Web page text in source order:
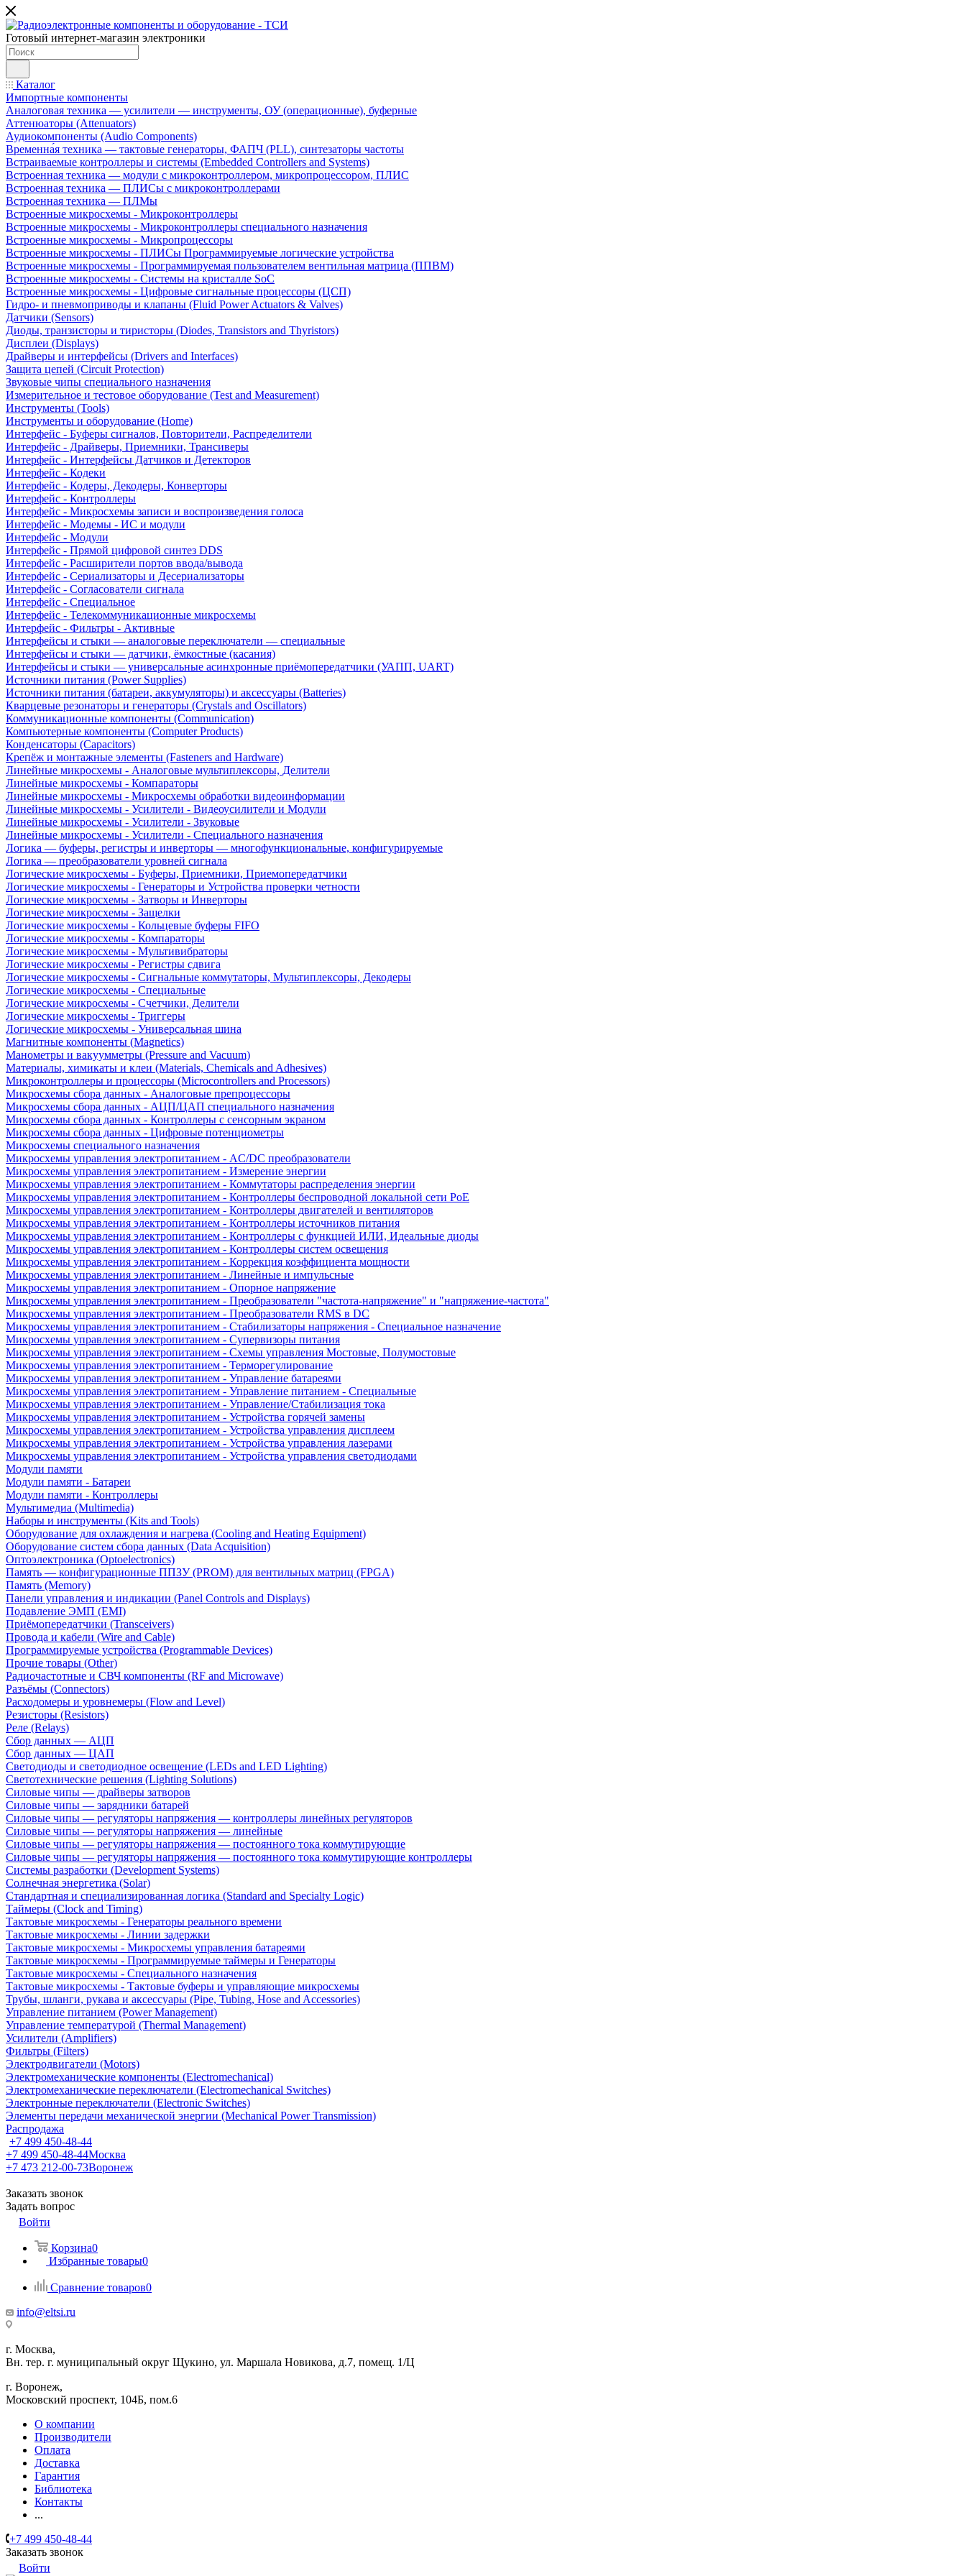
Готовый интернет-магазин электроники
Каталог
Импортные компоненты
Аналоговая техника — усилители — инструменты, ОУ (операционные), буферные
Аттенюаторы (Attenuators)
Аудиокомпоненты (Audio Components)
Временна́я техника — тактовые генераторы, ФАПЧ (PLL), синтезаторы частоты
Встраиваемые контроллеры и системы (Embedded Controllers and Systems)
Встроенная техника — модули с микроконтроллером, микропроцессором, ПЛИС
Встроенная техника — ПЛИСы с микроконтроллерами
Встроенная техника — ПЛМы
Встроенные микросхемы - Микроконтроллеры
Встроенные микросхемы - Микроконтроллеры специального назначения
Встроенные микросхемы - Микропроцессоры
Встроенные микросхемы - ПЛИСы Программируемые логические устройства
Встроенные микросхемы - Программируемая пользователем вентильная матрица (ППВМ)
Встроенные микросхемы - Системы на кристалле SoC
Встроенные микросхемы - Цифровые сигнальные процессоры (ЦСП)
Гидро- и пневмоприводы и клапаны (Fluid Power Actuators & Valves)
Датчики (Sensors)
Диоды, транзисторы и тиристоры (Diodes, Transistors and Thyristors)
Дисплеи (Displays)
Драйверы и интерфейсы (Drivers and Interfaces)
Защита цепей (Circuit Protection)
Звуковые чипы специального назначения
Измерительное и тестовое оборудование (Test and Measurement)
Инструменты (Tools)
Инструменты и оборудование (Home)
Интерфейс - Буферы сигналов, Повторители, Распределители
Интерфейс - Драйверы, Приемники, Трансиверы
Интерфейс - Интерфейсы Датчиков и Детекторов
Интерфейс - Кодеки
Интерфейс - Кодеры, Декодеры, Конверторы
Интерфейс - Контроллеры
Интерфейс - Микросхемы записи и воспроизведения голоса
Интерфейс - Модемы - ИС и модули
Интерфейс - Модули
Интерфейс - Прямой цифровой синтез DDS
Интерфейс - Расширители портов ввода/вывода
Интерфейс - Сериализаторы и Десериализаторы
Интерфейс - Согласователи сигнала
Интерфейс - Специальное
Интерфейс - Телекоммуникационные микросхемы
Интерфейс - Фильтры - Активные
Интерфейсы и стыки — аналоговые переключатели — специальные
Интерфейсы и стыки — датчики, ёмкостные (касания)
Интерфейсы и стыки — универсальные асинхронные приёмопередатчики (УАПП, UART)
Источники питания (Power Supplies)
Источники питания (батареи, аккумуляторы) и аксессуары (Batteries)
Кварцевые резонаторы и генераторы (Crystals and Oscillators)
Коммуникационные компоненты (Communication)
Компьютерные компоненты (Computer Products)
Конденсаторы (Capacitors)
Крепёж и монтажные элементы (Fasteners and Hardware)
Линейные микросхемы - Аналоговые мультиплексоры, Делители
Линейные микросхемы - Компараторы
Линейные микросхемы - Микросхемы обработки видеоинформации
Линейные микросхемы - Усилители - Видеоусилители и Модули
Линейные микросхемы - Усилители - Звуковые
Линейные микросхемы - Усилители - Специального назначения
Логика — буферы, регистры и инверторы — многофункциональные, конфигурируемые
Логика — преобразователи уровней сигнала
Логические микросхемы - Буферы, Приемники, Приемопередатчики
Логические микросхемы - Генераторы и Устройства проверки четности
Логические микросхемы - Затворы и Инверторы
Логические микросхемы - Защелки
Логические микросхемы - Кольцевые буферы FIFO
Логические микросхемы - Компараторы
Логические микросхемы - Мультивибраторы
Логические микросхемы - Регистры сдвига
Логические микросхемы - Сигнальные коммутаторы, Мультиплексоры, Декодеры
Логические микросхемы - Специальные
Логические микросхемы - Счетчики, Делители
Логические микросхемы - Триггеры
Логические микросхемы - Универсальная шина
Магнитные компоненты (Magnetics)
Манометры и вакуумметры (Pressure and Vacuum)
Материалы, химикаты и клеи (Materials, Chemicals and Adhesives)
Микроконтроллеры и процессоры (Microcontrollers and Processors)
Микросхемы сбора данных - Аналоговые препроцессоры
Микросхемы сбора данных - АЦП/ЦАП специального назначения
Микросхемы сбора данных - Контроллеры с сенсорным экраном
Микросхемы сбора данных - Цифровые потенциометры
Микросхемы специального назначения
Микросхемы управления электропитанием - AC/DC преобразователи
Микросхемы управления электропитанием - Измерение энергии
Микросхемы управления электропитанием - Коммутаторы распределения энергии
Микросхемы управления электропитанием - Контроллеры беспроводной локальной сети PoE
Микросхемы управления электропитанием - Контроллеры двигателей и вентиляторов
Микросхемы управления электропитанием - Контроллеры источников питания
Микросхемы управления электропитанием - Контроллеры с функцией ИЛИ, Идеальные диоды
Микросхемы управления электропитанием - Контроллеры систем освещения
Микросхемы управления электропитанием - Коррекция коэффициента мощности
Микросхемы управления электропитанием - Линейные и импульсные
Микросхемы управления электропитанием - Опорное напряжение
Микросхемы управления электропитанием - Преобразователи "частота-напряжение" и "напряжение-частота"
Микросхемы управления электропитанием - Преобразователи RMS в DC
Микросхемы управления электропитанием - Стабилизаторы напряжения - Специальное назначение
Микросхемы управления электропитанием - Супервизоры питания
Микросхемы управления электропитанием - Схемы управления Мостовые, Полумостовые
Микросхемы управления электропитанием - Терморегулирование
Микросхемы управления электропитанием - Управление батареями
Микросхемы управления электропитанием - Управление питанием - Специальные
Микросхемы управления электропитанием - Управление/Стабилизация тока
Микросхемы управления электропитанием - Устройства горячей замены
Микросхемы управления электропитанием - Устройства управления дисплеем
Микросхемы управления электропитанием - Устройства управления лазерами
Микросхемы управления электропитанием - Устройства управления светодиодами
Модули памяти
Модули памяти - Батареи
Модули памяти - Контроллеры
Мультимедиа (Multimedia)
Наборы и инструменты (Kits and Tools)
Оборудование для охлаждения и нагрева (Cooling and Heating Equipment)
Оборудование систем сбора данных (Data Acquisition)
Оптоэлектроника (Optoelectronics)
Память — конфигурационные ППЗУ (PROM) для вентильных матриц (FPGA)
Память (Memory)
Панели управления и индикации (Panel Controls and Displays)
Подавление ЭМП (EMI)
Приёмопередатчики (Transceivers)
Провода и кабели (Wire and Cable)
Программируемые устройства (Programmable Devices)
Прочие товары (Other)
Радиочастотные и СВЧ компоненты (RF and Microwave)
Разъёмы (Connectors)
Расходомеры и уровнемеры (Flow and Level)
Резисторы (Resistors)
Реле (Relays)
Сбор данных — АЦП
Сбор данных — ЦАП
Светодиоды и светодиодное освещение (LEDs and LED Lighting)
Светотехнические решения (Lighting Solutions)
Силовые чипы — драйверы затворов
Силовые чипы — зарядники батарей
Силовые чипы — регуляторы напряжения — контроллеры линейных регуляторов
Силовые чипы — регуляторы напряжения — линейные
Силовые чипы — регуляторы напряжения — постоянного тока коммутирующие
Силовые чипы — регуляторы напряжения — постоянного тока коммутирующие контроллеры
Системы разработки (Development Systems)
Солнечная энергетика (Solar)
Стандартная и специализированная логика (Standard and Specialty Logic)
Таймеры (Clock and Timing)
Тактовые микросхемы - Генераторы реального времени
Тактовые микросхемы - Линии задержки
Тактовые микросхемы - Микросхемы управления батареями
Тактовые микросхемы - Программируемые таймеры и Генераторы
Тактовые микросхемы - Специального назначения
Тактовые микросхемы - Тактовые буферы и управляющие микросхемы
Трубы, шланги, рукава и аксессуары (Pipe, Tubing, Hose and Accessories)
Управление питанием (Power Management)
Управление температурой (Thermal Management)
Усилители (Amplifiers)
Фильтры (Filters)
Электродвигатели (Motors)
Электромеханические компоненты (Electromechanical)
Электромеханические переключатели (Electromechanical Switches)
Электронные переключатели (Electronic Switches)
Элементы передачи механической энергии (Mechanical Power Transmission)
Распродажа
+7 499 450-48-44
+7 499 450-48-44Москва
+7 473 212-00-73Воронеж
Заказать звонок
Задать вопрос
Войти
Корзина0
Избранные товары0
Сравнение товаров0
info@eltsi.ru
г. Москва,
Вн. тер. г. муниципальный округ Щукино, ул. Маршала Новикова, д.7, помещ. 1/Ц
г. Воронеж,
​Московский проспект, 104Б, пом.6
О компании
Производители
Оплата
Доставка
Гарантия
Библиотека
Контакты
...
+7 499 450-48-44
Заказать звонок
Войти